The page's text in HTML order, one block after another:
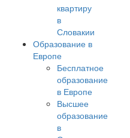
квартиру
в
Словакии
Образование в
Европе
Бесплатное
образование
в Европе
Высшее
образование
в